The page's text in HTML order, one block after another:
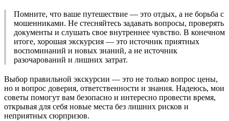
Помните, что ваше путешествие — это отдых, а не борьба с
мошенниками. Не стесняйтесь задавать вопросы, проверять
документы и слушать свое внутреннее чувство. В конечном
итоге, хорошая экскурсия — это источник приятных
воспоминаний и новых знаний, а не источник
разочарований и лишних затрат.
Выбор правильной экскурсии — это не только вопрос цены,
но и вопрос доверия, ответственности и знания. Надеюсь, мои
советы помогут вам безопасно и интересно провести время,
открывая для себя новые места без лишних рисков и
неприятных сюрпризов.